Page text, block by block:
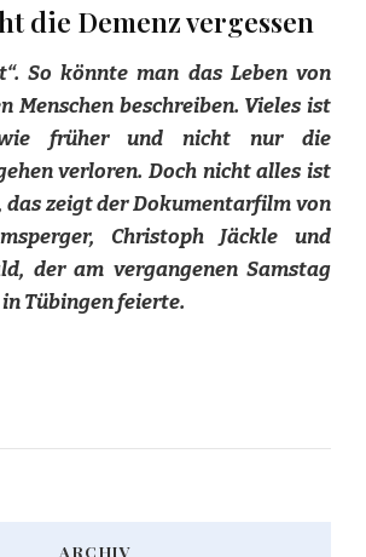
die Demenz vergessen
So könnte man das Leben von
Menschen beschreiben. Vieles ist
früher und nicht nur die
verloren. Doch nicht alles ist
das zeigt der Dokumentarfilm von
Christoph Jäckle und
der am vergangenen Samstag
Tübingen feierte.
ARCHIV